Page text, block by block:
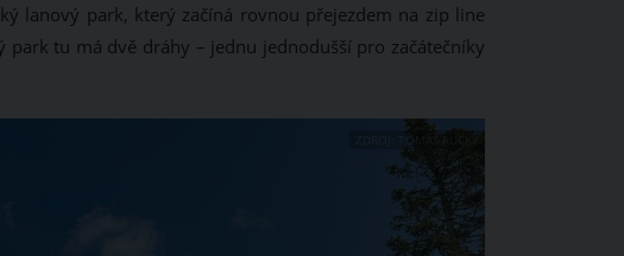
lanový park, který začíná rovnou přejezdem na zip line
tu má dvě dráhy – jednu jednodušší pro začátečníky
ZDROJ: TOMÁŠ RUCKÝ